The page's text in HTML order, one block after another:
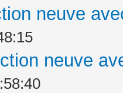
neuve
neuve